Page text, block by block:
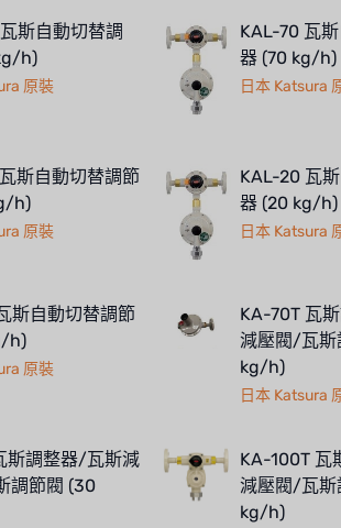
斯自動切替調
h)
原裝
KAL-70 瓦
器 (70 kg/h)
日本 Katsura
斯自動切替調節
h)
原裝
KAL-20 瓦
器 (20 kg/h)
日本 Katsura
斯自動切替調節
h)
原裝
KA-70T 瓦
減壓閥/瓦斯
kg/h)
日本 Katsura
斯調整器/瓦斯減
調節閥 (30
KA-100T 瓦
減壓閥/瓦斯
kg/h)